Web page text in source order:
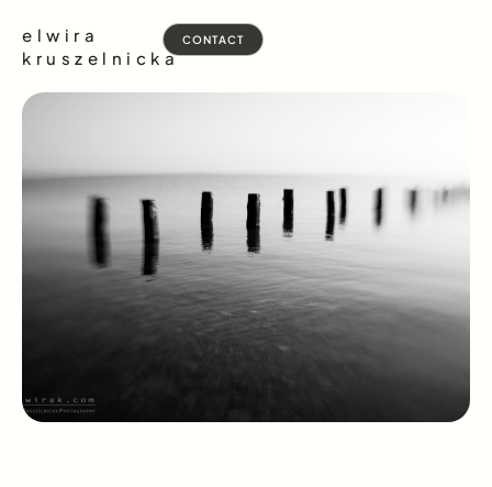
elwira
kruszelnicka
CONTACT